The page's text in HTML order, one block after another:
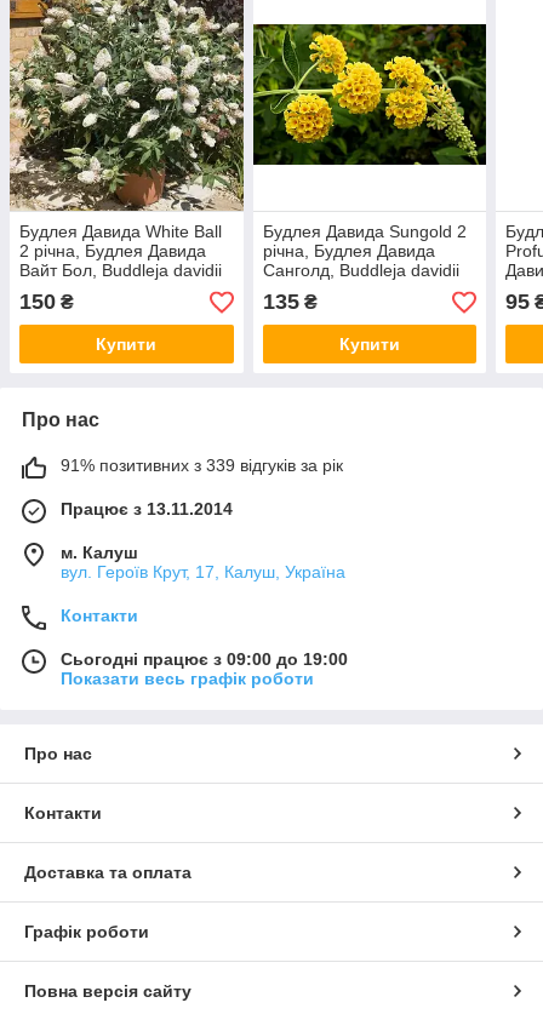
Будлея Давида White Ball
2 річна, Будлея Давида
Вайт Бол, Buddleja davidii
White Ball
150 ₴
Купити
Будлея Давида Sungold 2
річна, Будлея Давида
Санголд, Buddleja davidii
Sungold
135₴
Купити
95
Про нас
91% позитивних з 339 відгуків за рік
Працює з 13.11.2014
м. Калуш
вул. Героїв Крут, 17, Калуш, Україна
Контакти
Сьогодні працює з 09:00 до 19:00
Показати весь графік роботи
Про нас
Контакти
Доставка та оплата
Графік роботи
Повна версія сайту